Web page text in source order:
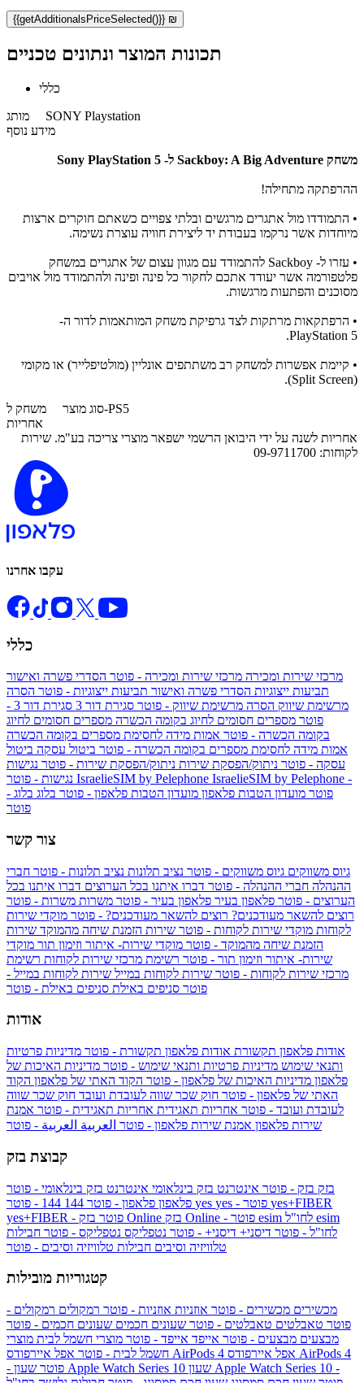
{{getAdditionalsPriceSelected()}} ₪
תכונות המוצר ונתונים טכניים
כללי
מותג SONY Playstation
מידע נוסף
משחק Sackboy: A Big Adventure ל- Sony PlayStation 5
ההרפתקה מתחילה!
• התמודדו מול אתגרים מרגשים ובלתי צפויים כשאתם חוקרים ארצות
מיוחדות אשר נרקמו בעבודת יד ליצירת חוויה עוצרת נשימה.
• עזרו ל- Sackboy להתמודד עם מגוון עצום של אתגרים במשחק
פלטפורמה אשר יעודד אתכם לחקור כל פינה ופינה ולהתמודד מול אויבים
מסוכנים והפתעות מרגשות.
• הרפתקאות מרתקות לצד גרפיקת משחק המותאמות לדור ה-
PlayStation 5.
• קיימת אפשרות למשחק רב משתתפים אונליין (מולטיפלייר) או מקומי
(Split Screen).
סוג מוצרמשחק ל-PS5
אחריות
אחריות לשנה על ידי היבואן הרשמי ישפאר מוצרי צריכה בע"מ. שירות
לקוחות: 09-9711700
עקבו אחרנו
כללי
מרכזי שירות ומכירה מרכזי שירות ומכירה - פוטר הסדרי פשרה ואישור
תביעות ייצוגיות הסדרי פשרה ואישור תביעות ייצוגיות - פוטר הסרה
מרשימת שיווק הסרה מרשימת שיווק - פוטר סגירת דור 3
סגירת דור 3 -
פוטר מספרים חסומים לחיוג בקומה הכשרה מספרים חסומים לחיוג
בקומה הכשרה - פוטר אמות מידה לחסימת מספרים בקומה הכשרה
אמות מידה לחסימת מספרים בקומה הכשרה - פוטר ביטול עסקה ביטול
עסקה - פוטר ניתוק/הפסקת שירות ניתוק/הפסקת שירות - פוטר נגישות
IsraelieSIM by Pelephone IsraelieSIM by Pelephone -
פוטר מועדון הטבות פלאפון מועדון הטבות פלאפון - פוטר בלוג בלוג -
פוטר
צור קשר
גיוס משווקים גיוס משווקים - פוטר נציב תלונות נציב תלונות - פוטר חברי
ההנהלה חברי ההנהלה - פוטר דברו איתנו בכל הערוצים דברו איתנו בכל
הערוצים - פוטר פלאפון בעיר פלאפון בעיר - פוטר משרות משרות - פוטר
רוצים להשאר מעודכנים? רוצים להשאר מעודכנים? - פוטר מוקדי שירות
לקוחות מוקדי שירות לקוחות - פוטר שירות הזמנת שיחה מהמוקד שירות
הזמנת שיחה מהמוקד - פוטר מוקדי שירות- איתור וזימון תור מוקדי
שירות- איתור וזימון תור - פוטר רשימת מרכזי שירות לקוחות רשימת
מרכזי שירות לקוחות - פוטר שירות לקוחות במייל שירות לקוחות במייל -
פוטר סניפים באילת סניפים באילת - פוטר
אודות
אודות פלאפון תקשורת אודות פלאפון תקשורת - פוטר מדיניות פרטיות
ותנאי שימוש מדיניות פרטיות ותנאי שימוש - פוטר מדיניות האיכות של
פלאפון מדיניות האיכות של פלאפון - פוטר הקוד האתי של פלאפון הקוד
האתי של פלאפון - פוטר חוק שכר שווה לעובדת ועובד חוק שכר שווה
לעובדת ועובד - פוטר אחריות תאגידית אחריות תאגידית - פוטר אמנת
שירות פלאפון אמנת שירות פלאפון - פוטר العربية العربية - פוטר
קבוצת בזק
בזק בזק - פוטר אינטרנט בזק בינלאומי אינטרנט בזק בינלאומי - פוטר
פלאפון פלאפון - פוטר 144 yes
yes+FIBER
yes+FIBER - פוטר בזק Online
esim
לחו"ל - פוטר דיסני+ דיסני+ - פוטר נטפליקס נטפליקס - פוטר חבילות
טלוויזיה וסיבים חבילות טלוויזיה וסיבים - פוטר
קטגוריות מובילות
מכשירים מכשירים - פוטר אוזניות אוזניות - פוטר רמקולים רמקולים -
פוטר טאבלטים טאבלטים - פוטר שעונים חכמים שעונים חכמים - פוטר
מבצעים מבצעים - פוטר אייפד אייפד - פוטר מוצרי חשמל לבית מוצרי
חשמל לבית - פוטר אפל איירפודס AirPods 4 אפל איירפודס AirPods 4
- פוטר שעון Apple Watch Series 10 שעון Apple Watch Series 10 -